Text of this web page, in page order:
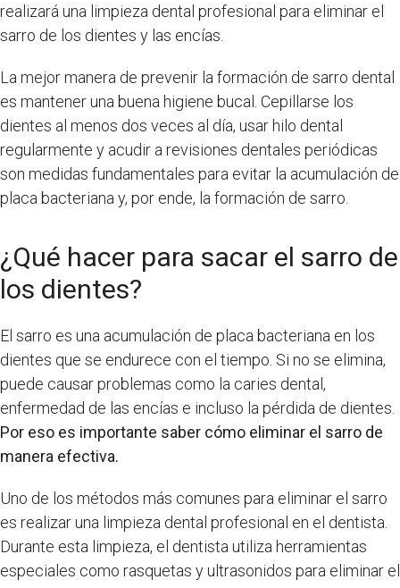
realizará una limpieza dental profesional para eliminar el
sarro de los dientes y las encías.
La mejor manera de prevenir la formación de sarro dental
es mantener una buena higiene bucal. Cepillarse los
dientes al menos dos veces al día, usar hilo dental
regularmente y acudir a revisiones dentales periódicas
son medidas fundamentales para evitar la acumulación de
placa bacteriana y, por ende, la formación de sarro.
¿Qué hacer para sacar el sarro de
los dientes?
El sarro es una acumulación de placa bacteriana en los
dientes que se endurece con el tiempo. Si no se elimina,
puede causar problemas como la caries dental,
enfermedad de las encías e incluso la pérdida de dientes.
Por eso es importante saber cómo eliminar el sarro de
manera efectiva.
Uno de los métodos más comunes para eliminar el sarro
es realizar una limpieza dental profesional en el dentista.
Durante esta limpieza, el dentista utiliza herramientas
especiales como rasquetas y ultrasonidos para eliminar el